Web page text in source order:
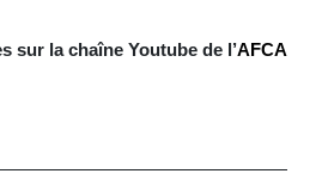
sur la chaîne Youtube de l’AFCA